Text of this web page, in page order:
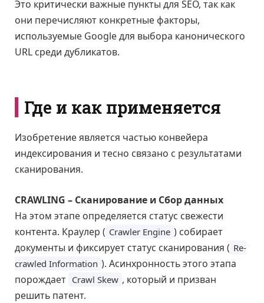
Это критически важные пункты для SEO, так как
они перечисляют конкретные факторы,
используемые Google для выбора канонического
URL среди дубликатов.
Где и как применяется
Изобретение является частью конвейера
индексирования и тесно связано с результатами
сканирования.
CRAWLING – Сканирование и Сбор данных
На этом этапе определяется статус свежести
контента. Краулер ( Crawler Engine ) собирает
документы и фиксирует статус сканирования ( Re-
crawled Information ). Асинхронность этого этапа
порождает Crawl Skew , который и призван
решить патент.